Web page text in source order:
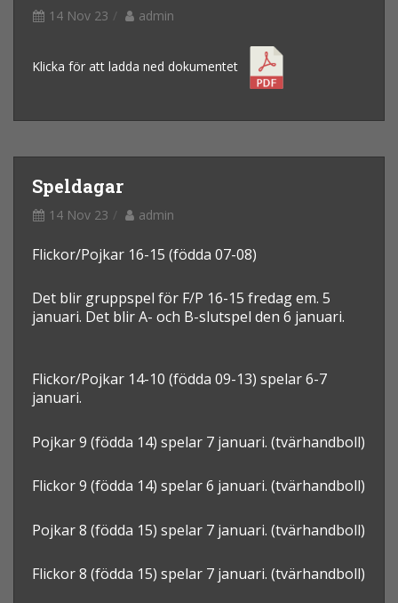
14 Nov 23 admin
Klicka för att ladda ned dokumentet
Speldagar
14 Nov 23 admin
Flickor/Pojkar 16-15 (födda 07-08)
Det blir gruppspel för F/P 16-15 fredag em. 5
januari. Det blir A- och B-slutspel den 6 januari.
Flickor/Pojkar 14-10 (födda 09-13) spelar 6-7
januari.
Pojkar 9 (födda 14) spelar 7 januari. (tvärhandboll)
Flickor 9 (födda 14) spelar 6 januari. (tvärhandboll)
Pojkar 8 (födda 15) spelar 7 januari. (tvärhandboll)
Flickor 8 (födda 15) spelar 7 januari. (tvärhandboll)